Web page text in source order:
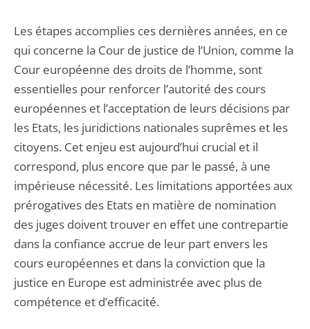
Les étapes accomplies ces dernières années, en ce
qui concerne la Cour de justice de l’Union, comme la
Cour européenne des droits de l’homme, sont
essentielles pour renforcer l’autorité des cours
européennes et l’acceptation de leurs décisions par
les Etats, les juridictions nationales suprêmes et les
citoyens. Cet enjeu est aujourd’hui crucial et il
correspond, plus encore que par le passé, à une
impérieuse nécessité. Les limitations apportées aux
prérogatives des Etats en matière de nomination
des juges doivent trouver en effet une contrepartie
dans la confiance accrue de leur part envers les
cours européennes et dans la conviction que la
justice en Europe est administrée avec plus de
compétence et d’efficacité.